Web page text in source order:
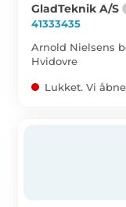
GladTeknik A/S
41333435
Arnold Nielsens
Hvidovre
Lukket. Vi